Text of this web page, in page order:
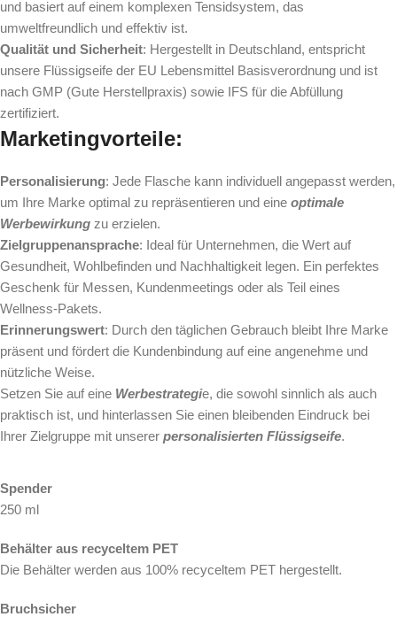
und basiert auf einem komplexen Tensidsystem, das
umweltfreundlich und effektiv ist.
Qualität und Sicherheit: Hergestellt in Deutschland, entspricht
unsere Flüssigseife der EU Lebensmittel Basisverordnung und ist
nach GMP (Gute Herstellpraxis) sowie IFS für die Abfüllung
zertifiziert.
Marketingvorteile:
Personalisierung: Jede Flasche kann individuell angepasst werden,
um Ihre Marke optimal zu repräsentieren und eine optimale
Werbewirkung zu erzielen.
Zielgruppenansprache: Ideal für Unternehmen, die Wert auf
Gesundheit, Wohlbefinden und Nachhaltigkeit legen. Ein perfektes
Geschenk für Messen, Kundenmeetings oder als Teil eines
Wellness-Pakets.
Erinnerungswert: Durch den täglichen Gebrauch bleibt Ihre Marke
präsent und fördert die Kundenbindung auf eine angenehme und
nützliche Weise.
Setzen Sie auf eine Werbestrategie, die sowohl sinnlich als auch
praktisch ist, und hinterlassen Sie einen bleibenden Eindruck bei
Ihrer Zielgruppe mit unserer personalisierten Flüssigseife.
Spender
250 ml
Behälter aus recyceltem PET
Die Behälter werden aus 100% recyceltem PET hergestellt.
Bruchsicher